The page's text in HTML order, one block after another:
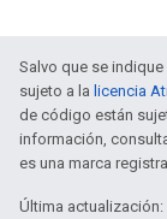
Salvo que se
sujeto a la licencia
de código están
información,
es una marca
Última actualización: